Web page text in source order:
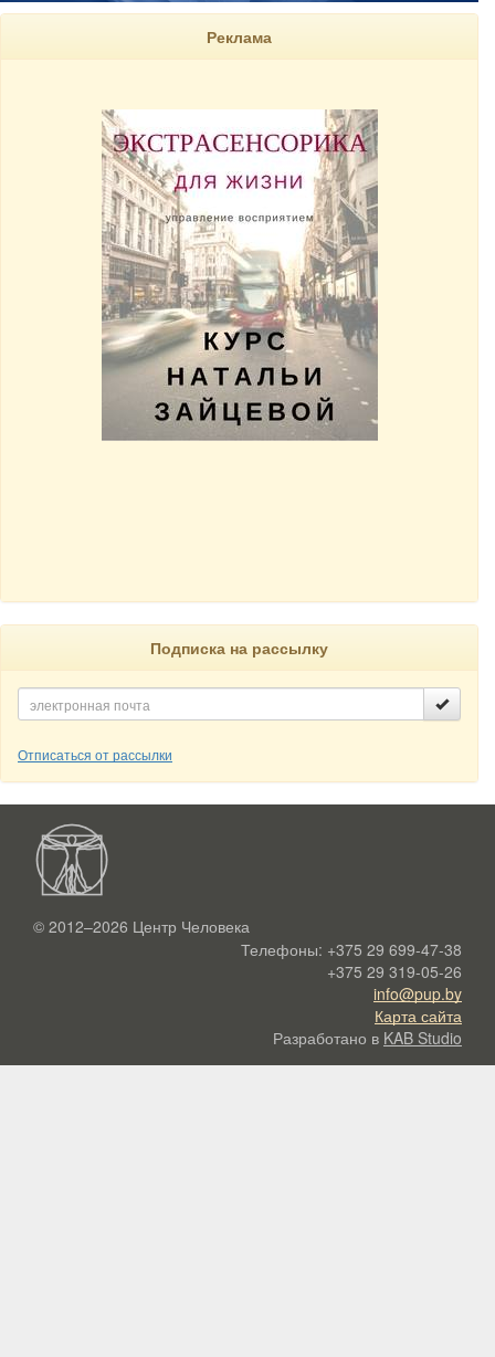
Реклама
Подписка на рассылку
Отписаться от рассылки
© 2012–2026 Центр Человека
Телефоны: +375 29 699-47-38
+375 29 319-05-26
info@pup.by
Карта сайта
Разработано в KAB Studio